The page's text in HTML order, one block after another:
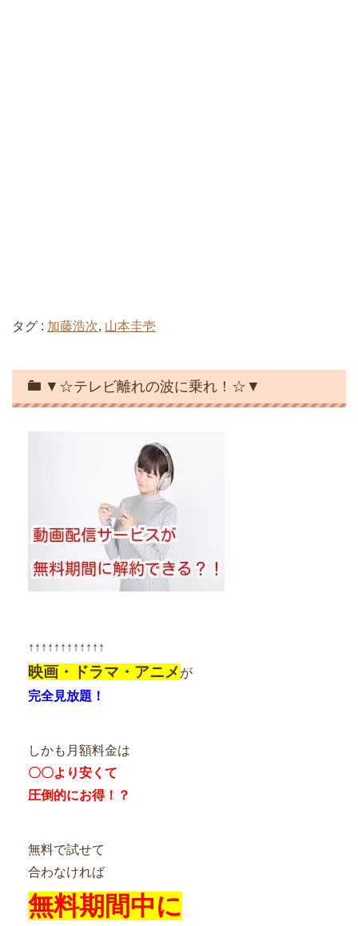
タグ : 加藤浩次, 山本圭壱
▼☆テレビ離れの波に乗れ！☆▼
↑↑↑↑↑↑↑↑↑↑↑↑
映画・ドラマ・アニメが
完全見放題！
しかも月額料金は
〇〇より安くて
圧倒的にお得！？
無料で試せて
合わなければ
無料期間中に